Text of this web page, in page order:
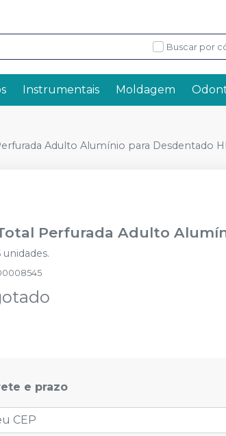
Buscar por
Instrumentais Moldagem
Adulto Alumínio para Desdentado
Perfurada Adulto
e prazo